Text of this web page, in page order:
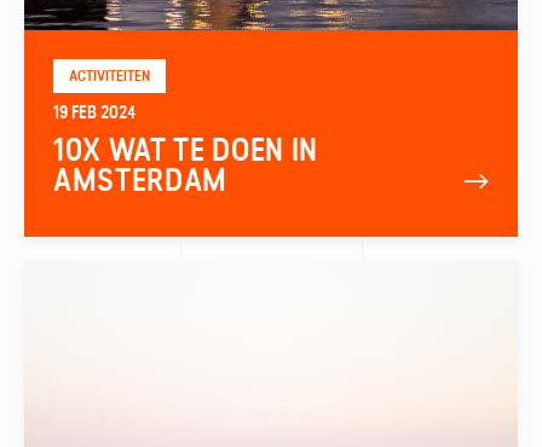
ACTIVITEITEN
19 FEB 2024
10X WAT TE DOEN IN
AMSTERDAM